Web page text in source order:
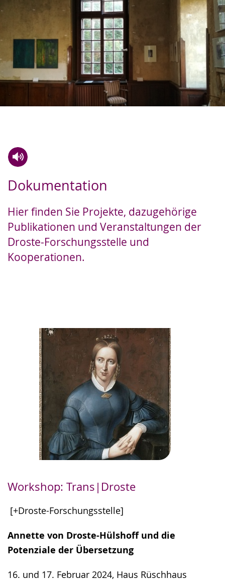
Dokumentation
Hier finden Sie Projekte, dazugehörige
Publikationen und Veranstaltungen der
Droste-Forschungsstelle und
Kooperationen.
Leichten
wechseln.
Audio-
Video
Deutscher
Gebärdensprache
wird
angezeigt.
Workshop: Trans|Droste
[+Droste-Forschungsstelle]
Annette von Droste-Hülshoff und die
Potenziale der Übersetzung
16. und 17. Februar 2024, Haus Rüschhaus